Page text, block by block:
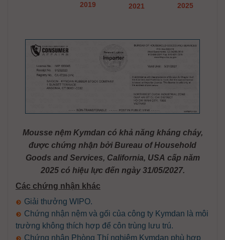
2019
2021
2025
Mousse nệm Kymdan có khả năng kháng cháy,
được chứng nhận bởi Bureau of Household
Goods and Services, California, USA cấp năm
2025 có hiệu lực đến ngày 31/05/2027.
Các chứng nhận khác
Giải thưởng WIPO.
Chứng nhận nệm và gối của công ty Kymdan là môi
trường không thích hợp để côn trùng lưu trú.
Chứng nhận Phòng Thí nghiệm Kymdan phù hợp